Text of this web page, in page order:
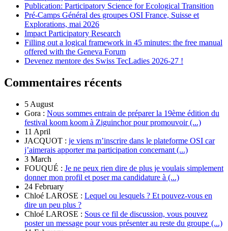
Publication: Participatory Science for Ecological Transition
Pré-Camps Général des groupes OSI France, Suisse et
Explorations, mai 2026
Impact Participatory Research
Filling out a logical framework in 45 minutes: the free manual
offered with the Geneva Forum
Devenez mentore des Swiss TecLadies 2026-27 !
Commentaires récents
5 August
Gora : Nous sommes entrain de préparer la 19ème édition du
festival koom koom à Ziguinchor pour promouvoir (...)
11 April
JACQUOT : je viens m’inscrire dans le plateforme OSI car
j’aimerais apporter ma participation concernant (...)
3 March
FOUQUÉ : Je ne peux rien dire de plus je voulais simplement
donner mon profil et poser ma candidature à (...)
24 February
Chloé LAROSE : Lequel ou lesquels ? Et pouvez-vous en
dire un peu plus ?
Chloé LAROSE : Sous ce fil de discussion, vous pouvez
poster un message pour vous présenter au reste du groupe (...)